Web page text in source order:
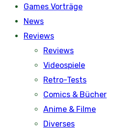
Games Vorträge
News
Reviews
Reviews
Videospiele
Retro-Tests
Comics & Bücher
Anime & Filme
Diverses